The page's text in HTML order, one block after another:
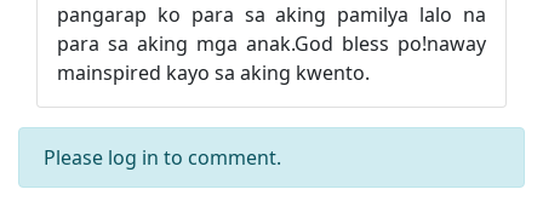
pangarap ko para sa aking pamilya lalo na
para sa aking mga anak.God bless po!naway
mainspired kayo sa aking kwento.
Please log in to comment.